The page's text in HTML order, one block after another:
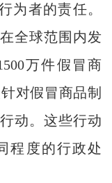
为者的责任。
全球范围内发
万件假冒商
对假冒商品制
动。这些行动
程度的行政处